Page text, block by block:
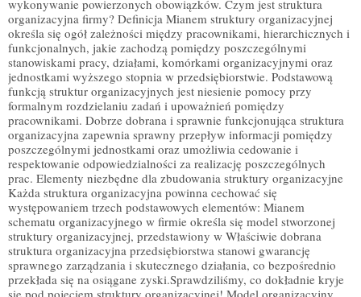
wykonywanie powierzonych obowiązków. Czym jest struktura
organizacyjna firmy? Definicja Mianem struktury organizacyjnej
określa się ogół zależności między pracownikami, hierarchicznych i
funkcjonalnych, jakie zachodzą pomiędzy poszczególnymi
stanowiskami pracy, działami, komórkami organizacyjnymi oraz
jednostkami wyższego stopnia w przedsiębiorstwie. Podstawową
funkcją struktur organizacyjnych jest niesienie pomocy przy
formalnym rozdzielaniu zadań i upoważnień pomiędzy
pracownikami. Dobrze dobrana i sprawnie funkcjonująca struktura
organizacyjna zapewnia sprawny przepływ informacji pomiędzy
poszczególnymi jednostkami oraz umożliwia cedowanie i
respektowanie odpowiedzialności za realizację poszczególnych
prac. Elementy niezbędne dla zbudowania struktury organizacyjne
Każda struktura organizacyjna powinna cechować się
występowaniem trzech podstawowych elementów: Mianem
schematu organizacyjnego w firmie określa się model stworzonej
struktury organizacyjnej, przedstawiony w Właściwie dobrana
struktura organizacyjna przedsiębiorstwa stanowi gwarancję
sprawnego zarządzania i skutecznego działania, co bezpośrednio
przekłada się na osiągane zyski.Sprawdziliśmy, co dokładnie kryje
się pod pojęciem struktury organizacyjnej! Model organizacyjny